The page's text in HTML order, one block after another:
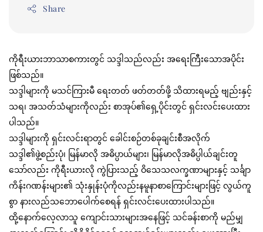
Share
ကိုရီးယားဘာသာစကားတွင် သဒ္ဒါသည်လည်း အရေးကြီးသောအပိုင်း
ဖြစ်သည်။
သဒ္ဒါများကို မသင်ကြားမီ ရေးတတ် ဖတ်တတ်ဖို့ သိထားရမည့် ဗျည်းနှင့်
သရ၊ အသတ်သံများကိုလည်း စာအုပ်၏‌ရှေ့ပိုင်းတွင် ရှင်းလင်းပေးထား
ပါသည်။
သဒ္ဒါများကို ရှင်းလင်းရာတွင် ခေါင်းစဉ်တစ်ခုချင်းစီအလိုက်
သဒ္ဒါ၏ဖွဲ့စည်းပုံ၊ မြန်မာလို အဓိပ္ပာယ်များ၊ မြန်မာလိုအဓိပ္ပါယ်ချင်းတူ
သော်လည်း ကိုရီးယားလို ကွဲပြားသည့် ဝိသေသလက္ခဏာများနှင့် သင်္ချာ
ကိန်းဂဏန်းများ၏ သုံးနှုန်းပုံကိုလည်းနမူနာစာကြောင်းများဖြင့် လွယ်ကူ
စွာ နားလည်သဘောပေါက်စေရန် ရှင်းလင်းပေးထားပါသည်။
ထို့နောက်လေ့လာသူ ကျောင်းသားများအနေဖြင့် သင်ခန်းစာကို မည်မျှ